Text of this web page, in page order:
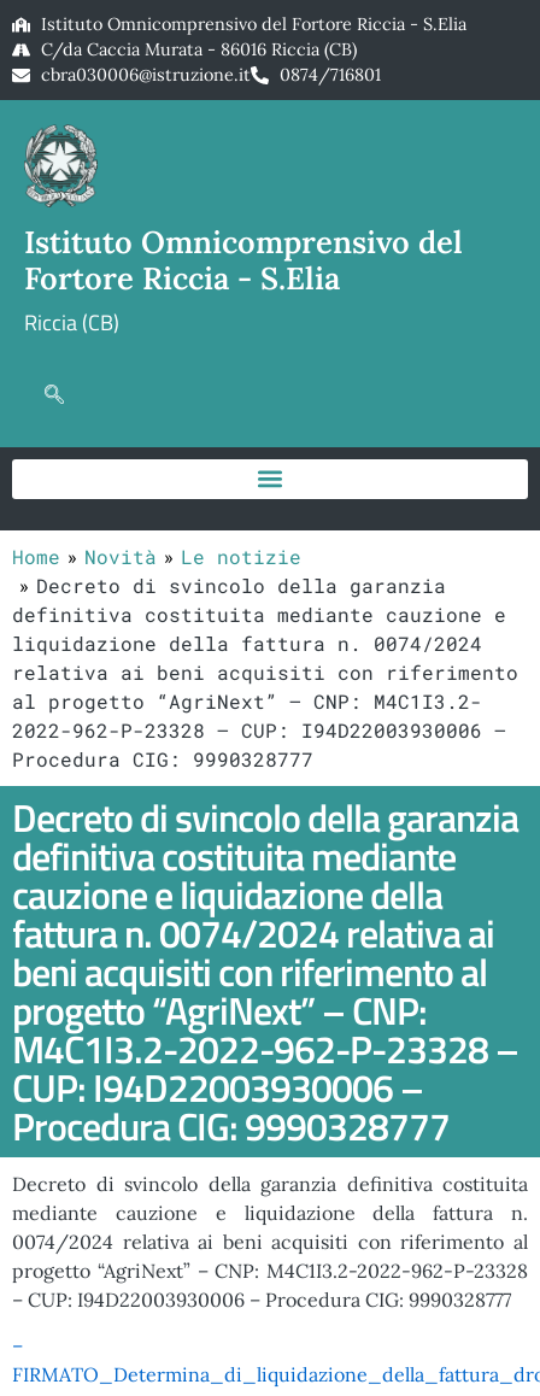
Istituto Omnicomprensivo del Fortore Riccia - S.Elia
C/da Caccia Murata - 86016 Riccia (CB)
cbra030006@istruzione.it
0874/716801
Istituto Omnicomprensivo del
Fortore Riccia - S.Elia
Riccia (CB)
Home Novità
Le notizie
Decreto di svincolo della garanzia
definitiva costituita mediante cauzione e
liquidazione della fattura n. 0074/2024
relativa ai beni acquisiti con riferimento
al progetto “AgriNext” – CNP: M4C1I3.2-
2022-962-P-23328 – CUP: I94D22003930006 –
Procedura CIG: 9990328777
Decreto di svincolo della garanzia
definitiva costituita mediante
cauzione e liquidazione della
fattura n. 0074/2024 relativa ai
beni acquisiti con riferimento al
progetto “AgriNext” – CNP:
M4C1I3.2-2022-962-P-23328 –
CUP: I94D22003930006 –
Procedura CIG: 9990328777
Decreto di svincolo della garanzia definitiva costituita
mediante cauzione e liquidazione della fattura n.
0074/2024 relativa ai beni acquisiti con riferimento al
progetto “AgriNext” – CNP: M4C1I3.2-2022-962-P-23328
– CUP: I94D22003930006 – Procedura CIG: 9990328777
–